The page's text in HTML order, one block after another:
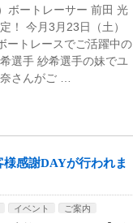
ボートレーサー 前田 光
！ 今月3月23日（土）
ートレースでご活躍中の
選手 紗希選手の妹でユ
さんがご …
様感謝DAYが行われま
イベント ご案内